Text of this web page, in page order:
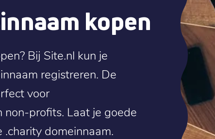
kopen
Bij Site.nl kun je
registreren. De
voor
non-profits. Laat je goede
domeinnaam.